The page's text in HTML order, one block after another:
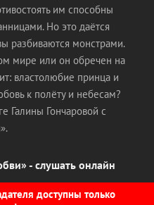
им способны
Но это даётся
разбиваются монстрами.
мире или он обречен на
властолюбие принца и
к полёту и небесам?
Галины Гончаровой с
- слушать онлайн
доступны только